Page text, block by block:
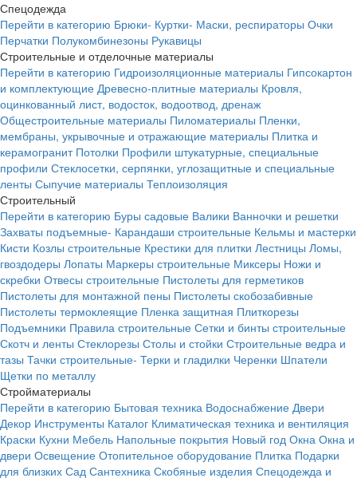
Спецодежда
Перейти в категорию Брюки- Куртки- Маски, респираторы Очки
Перчатки Полукомбинезоны Рукавицы
Строительные и отделочные материалы
Перейти в категорию Гидроизоляционные материалы Гипсокартон
и комплектующие Древесно-плитные материалы Кровля,
оцинкованный лист, водосток, водоотвод, дренаж
Общестроительные материалы Пиломатериалы Пленки,
мембраны, укрывочные и отражающие материалы Плитка и
керамогранит Потолки Профили штукатурные, специальные
профили Стеклосетки, серпянки, углозащитные и специальные
ленты Сыпучие материалы Теплоизоляция
Строительный
Перейти в категорию Буры садовые Валики Ванночки и решетки
Захваты подъемные- Карандаши строительные Кельмы и мастерки
Кисти Козлы строительные Крестики для плитки Лестницы Ломы,
гвоздодеры Лопаты Маркеры строительные Миксеры Ножи и
скребки Отвесы строительные Пистолеты для герметиков
Пистолеты для монтажной пены Пистолеты скобозабивные
Пистолеты термоклеящие Пленка защитная Плиткорезы
Подъемники Правила строительные Сетки и бинты строительные
Скотч и ленты Стеклорезы Столы и стойки Строительные ведра и
тазы Тачки строительные- Терки и гладилки Черенки Шпатели
Щетки по металлу
Стройматериалы
Перейти в категорию Бытовая техника Водоснабжение Двери
Декор Инструменты Каталог Климатическая техника и вентиляция
Краски Кухни Мебель Напольные покрытия Новый год Окна Окна и
двери Освещение Отопительное оборудование Плитка Подарки
для близких Сад Сантехника Скобяные изделия Спецодежда и